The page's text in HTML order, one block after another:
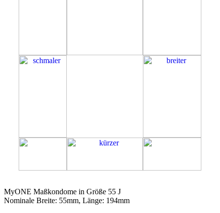
MyONE Maßkondome in Größe 55 J
Nominale Breite: 55mm, Länge: 194mm